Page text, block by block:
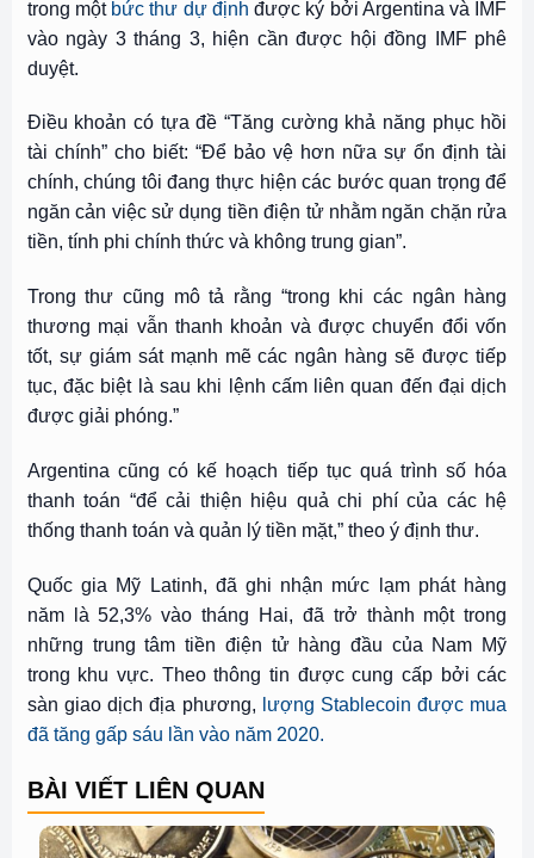
trong một bức thư dự định được ký bởi Argentina và IMF
vào ngày 3 tháng 3, hiện cần được hội đồng IMF phê
duyệt.
Điều khoản có tựa đề “Tăng cường khả năng phục hồi
tài chính” cho biết: “Để bảo vệ hơn nữa sự ổn định tài
chính, chúng tôi đang thực hiện các bước quan trọng để
ngăn cản việc sử dụng tiền điện tử nhằm ngăn chặn rửa
tiền, tính phi chính thức và không trung gian”.
Trong thư cũng mô tả rằng “trong khi các ngân hàng
thương mại vẫn thanh khoản và được chuyển đổi vốn
tốt, sự giám sát mạnh mẽ các ngân hàng sẽ được tiếp
tục, đặc biệt là sau khi lệnh cấm liên quan đến đại dịch
được giải phóng.”
Argentina cũng có kế hoạch tiếp tục quá trình số hóa
thanh toán “để cải thiện hiệu quả chi phí của các hệ
thống thanh toán và quản lý tiền mặt,” theo ý định thư.
Quốc gia Mỹ Latinh, đã ghi nhận mức lạm phát hàng
năm là 52,3% vào tháng Hai, đã trở thành một trong
những trung tâm tiền điện tử hàng đầu của Nam Mỹ
trong khu vực. Theo thông tin được cung cấp bởi các
sàn giao dịch địa phương,
lượng Stablecoin được mua
đã tăng gấp sáu lần vào năm 2020.
BÀI VIẾT LIÊN QUAN